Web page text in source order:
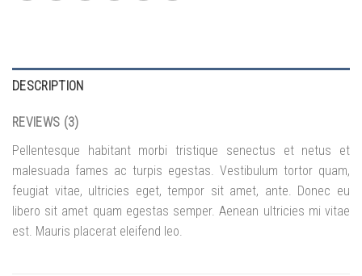
DESCRIPTION
REVIEWS (3)
Pellentesque habitant morbi tristique senectus et netus et
malesuada fames ac turpis egestas. Vestibulum tortor quam,
feugiat vitae, ultricies eget, tempor sit amet, ante. Donec eu
libero sit amet quam egestas semper. Aenean ultricies mi vitae
est. Mauris placerat eleifend leo.